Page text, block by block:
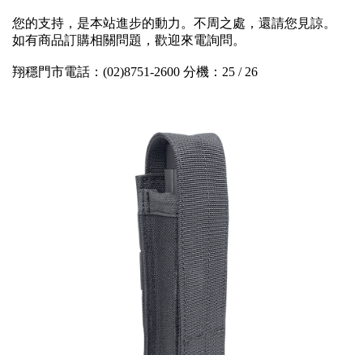
您的支持，是本站進步的動力。不周之處，還請您見諒。
如有商品訂購相關問題，歡迎來電詢問。
翔穩門市電話：(02)8751-2600 分機：25 / 26